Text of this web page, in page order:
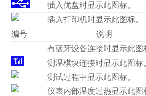
插入优盘时显示此图标。
插入打印机时显示此图标。
编号
说明
有蓝牙设备连接时显示此图
测温模块连接时显示此图标
测试过程中显示此图标。
仪表内部温度过热显示此图